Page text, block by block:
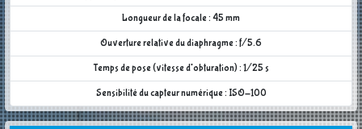
Longueur de la focale : 45 mm
Ouverture relative du diaphragme : f/5.6
Temps de pose (vitesse d'obturation) : 1/25 s
Sensibilité du capteur numérique : ISO-100